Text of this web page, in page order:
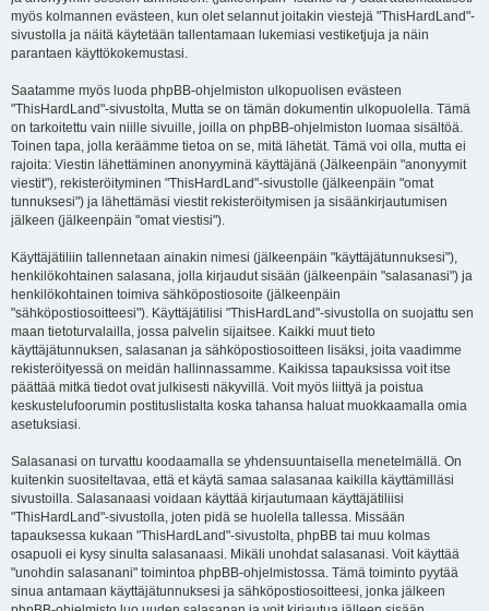
myös kolmannen evästeen, kun olet selannut joitakin viestejä "ThisHardLand"-
sivustolla ja näitä käytetään tallentamaan lukemiasi vestiketjuja ja näin
parantaen käyttökokemustasi.
Saatamme myös luoda phpBB-ohjelmiston ulkopuolisen evästeen
"ThisHardLand"-sivustolta, Mutta se on tämän dokumentin ulkopuolella. Tämä
on tarkoitettu vain niille sivuille, joilla on phpBB-ohjelmiston luomaa sisältöä.
Toinen tapa, jolla keräämme tietoa on se, mitä lähetät. Tämä voi olla, mutta ei
rajoita: Viestin lähettäminen anonyyminä käyttäjänä (Jälkeenpäin "anonyymit
viestit"), rekisteröityminen "ThisHardLand"-sivustolle (jälkeenpäin "omat
tunnuksesi") ja lähettämäsi viestit rekisteröitymisen ja sisäänkirjautumisen
jälkeen (jälkeenpäin "omat viestisi").
Käyttäjätiliin tallennetaan ainakin nimesi (jälkeenpäin "käyttäjätunnuksesi"),
henkilökohtainen salasana, jolla kirjaudut sisään (jälkeenpäin "salasanasi") ja
henkilökohtainen toimiva sähköpostiosoite (jälkeenpäin
"sähköpostiosoitteesi"). Käyttäjätilisi "ThisHardLand"-sivustolla on suojattu sen
maan tietoturvalailla, jossa palvelin sijaitsee. Kaikki muut tieto
käyttäjätunnuksen, salasanan ja sähköpostiosoitteen lisäksi, joita vaadimme
rekisteröityessä on meidän hallinnassamme. Kaikissa tapauksissa voit itse
päättää mitkä tiedot ovat julkisesti näkyvillä. Voit myös liittyä ja poistua
keskustelufoorumin postituslistalta koska tahansa haluat muokkaamalla omia
asetuksiasi.
Salasanasi on turvattu koodaamalla se yhdensuuntaisella menetelmällä. On
kuitenkin suositeltavaa, että et käytä samaa salasanaa kaikilla käyttämilläsi
sivustoilla. Salasanaasi voidaan käyttää kirjautumaan käyttäjätiliisi
"ThisHardLand"-sivustolla, joten pidä se huolella tallessa. Missään
tapauksessa kukaan "ThisHardLand"-sivustolta, phpBB tai muu kolmas
osapuoli ei kysy sinulta salasanaasi. Mikäli unohdat salasanasi. Voit käyttää
"unohdin salasanani" toimintoa phpBB-ohjelmistossa. Tämä toiminto pyytää
sinua antamaan käyttäjätunnuksesi ja sähköpostiosoitteesi, jonka jälkeen